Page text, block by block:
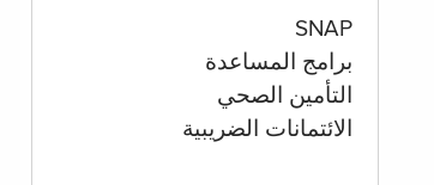
SNAP
برامج المساعدة
التأمين الصحي
الائتمانات الضريبية